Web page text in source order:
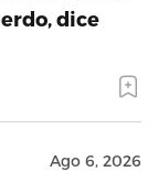
dice
Ago 6, 2026